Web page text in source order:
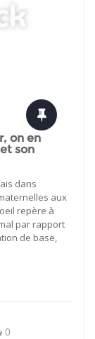
on en
son
dans
aux
repère à
par rapport
de base,
0